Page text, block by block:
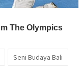
Seni Budaya Bali